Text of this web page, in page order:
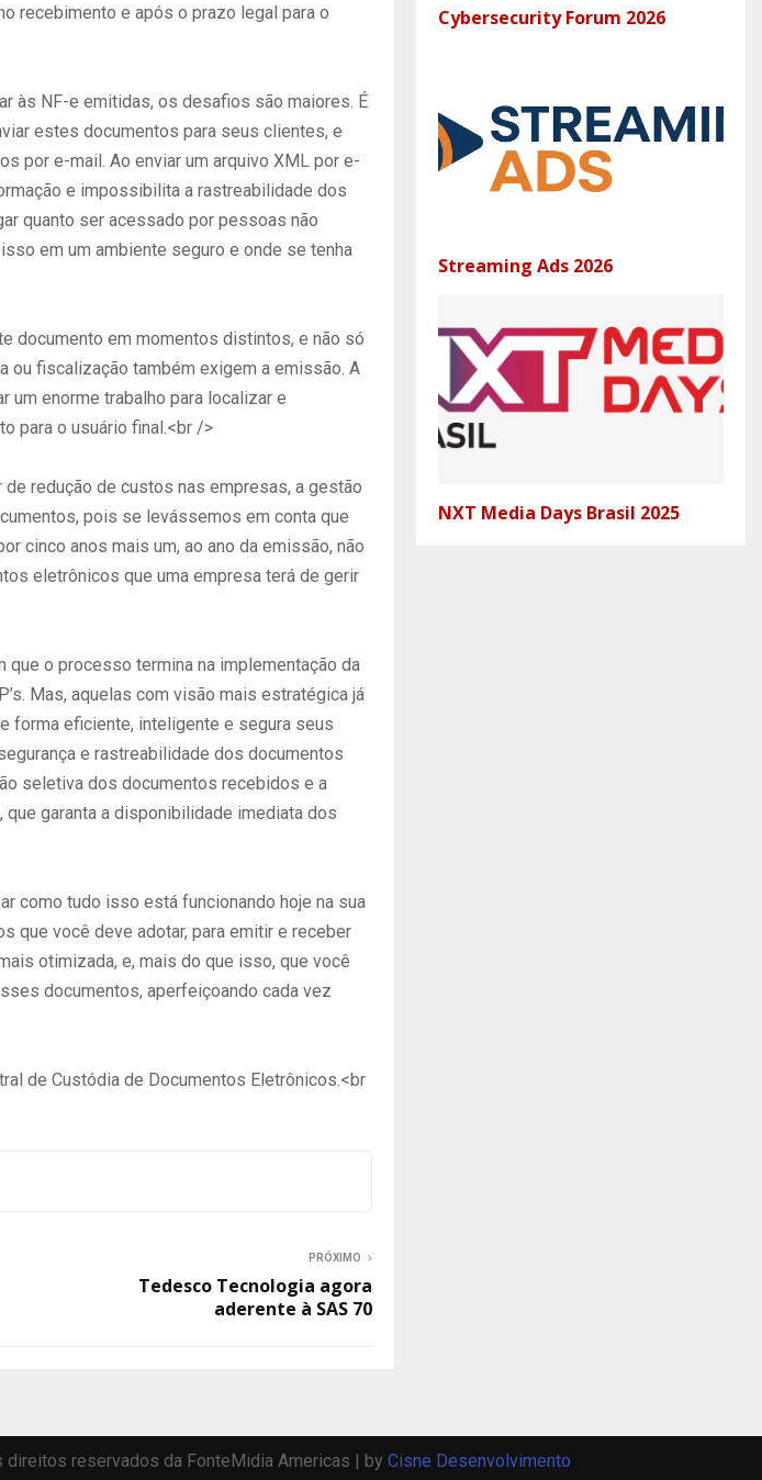
recebimento e após o prazo legal para o
às NF-e emitidas, os desafios são maiores. É
estes documentos para seus clientes, e
por e-mail. Ao enviar um arquivo XML por e-
e impossibilita a rastreabilidade dos
quanto ser acessado por pessoas não
em um ambiente seguro e onde se tenha
documento em momentos distintos, e não só
ou fiscalização também exigem a emissão. A
enorme trabalho para localizar e
para o usuário final.<br />
redução de custos nas empresas, a gestão
pois se levássemos em conta que
cinco anos mais um, ao ano da emissão, não
eletrônicos que uma empresa terá de gerir
o processo termina na implementação da
Mas, aquelas com visão mais estratégica já
forma eficiente, inteligente e segura seus
e rastreabilidade dos documentos
seletiva dos documentos recebidos e a
garanta a disponibilidade imediata dos
como tudo isso está funcionando hoje na sua
que você deve adotar, para emitir e receber
otimizada, e, mais do que isso, que você
documentos, aperfeiçoando cada vez
de Custódia de Documentos Eletrônicos.<br
PRÓXIMO
Tedesco Tecnologia agora
aderente à SAS 70
Cybersecurity Forum 2026
Streaming Ads 2026
NXT Media Days Brasil 2025
reservados da FonteMidia Americas | by Cisne Desenvolvimento